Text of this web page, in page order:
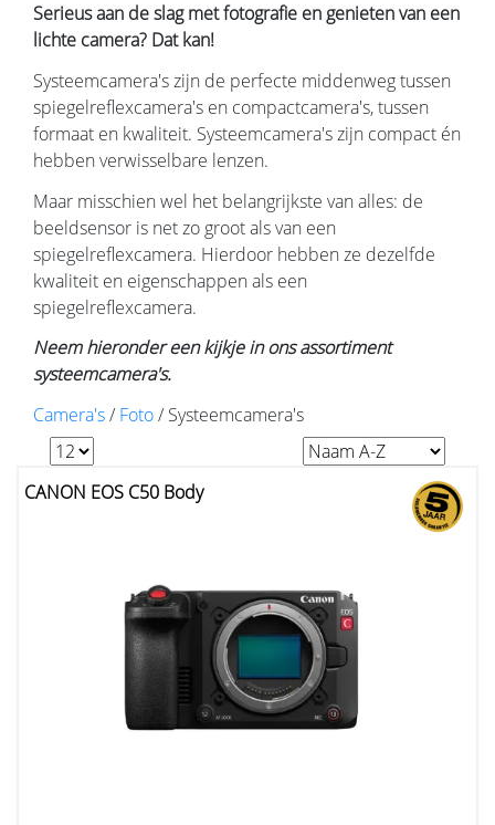
Serieus aan de slag met fotografie en genieten van een
lichte camera? Dat kan!
Systeemcamera's zijn de perfecte middenweg tussen
spiegelreflexcamera's en compactcamera's, tussen
formaat en kwaliteit. Systeemcamera's zijn compact én
hebben verwisselbare lenzen.
Maar misschien wel het belangrijkste van alles: de
beeldsensor is net zo groot als van een
spiegelreflexcamera. Hierdoor hebben ze dezelfde
kwaliteit en eigenschappen als een
spiegelreflexcamera.
Neem hieronder een kijkje in ons assortiment
systeemcamera's.
Camera's/ Foto/ Systeemcamera's
CANON EOS C50 Body